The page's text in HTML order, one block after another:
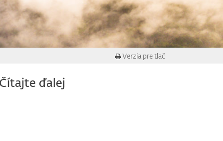
Verzia pre tlač
ďalej